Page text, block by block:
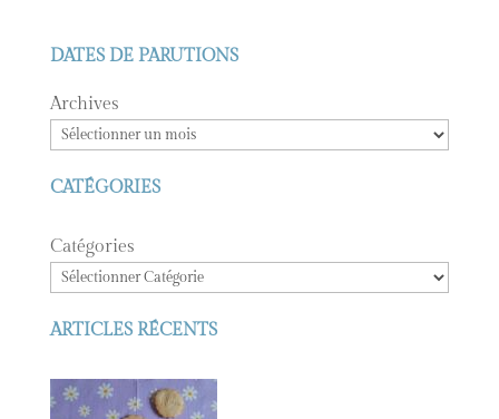
DATES DE PARUTIONS
Archives
CATÉGORIES
Catégories
ARTICLES RÉCENTS